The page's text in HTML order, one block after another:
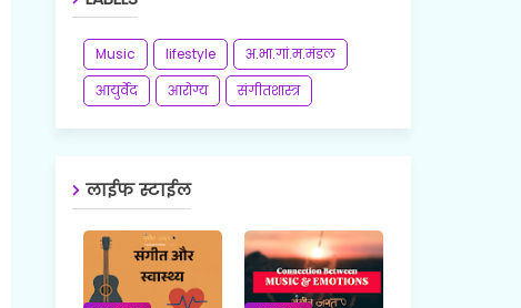
Music lifestyle
अ.भा.गां.म.मंडल
आयुर्वेद
आरोग्य संगीतशास्त्र
लाईफ स्टाईल